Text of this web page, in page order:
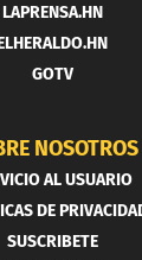
LAPRENSA.HN
GOTV
NOSOTROS
AL USUARIO
DE
SUSCRIBETE